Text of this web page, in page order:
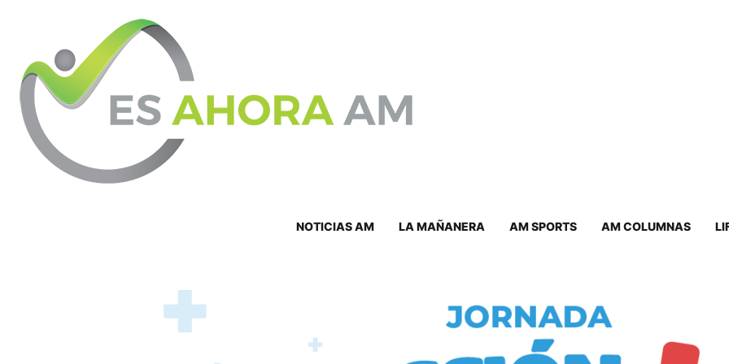
NOTICIAS AM LA MAÑANERA AM SPORTS AM COLUMNAS